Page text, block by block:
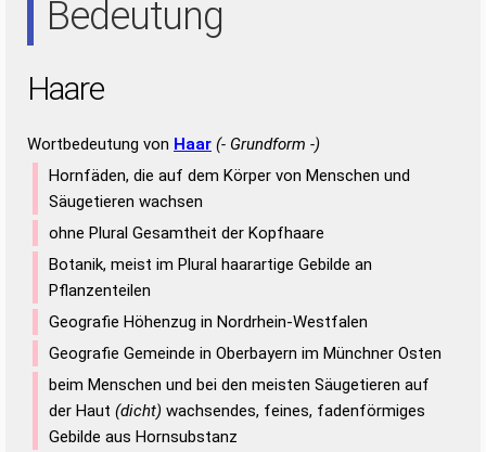
Bedeutung
Haare
Wortbedeutung von Haar (- Grundform -)
Hornfäden, die auf dem Körper von Menschen und
Säugetieren wachsen
ohne Plural Gesamtheit der Kopfhaare
Botanik, meist im Plural haarartige Gebilde an
Pflanzenteilen
Geografie Höhenzug in Nordrhein-Westfalen
Geografie Gemeinde in Oberbayern im Münchner Osten
beim Menschen und bei den meisten Säugetieren auf
der Haut (dicht) wachsendes, feines, fadenförmiges
Gebilde aus Hornsubstanz